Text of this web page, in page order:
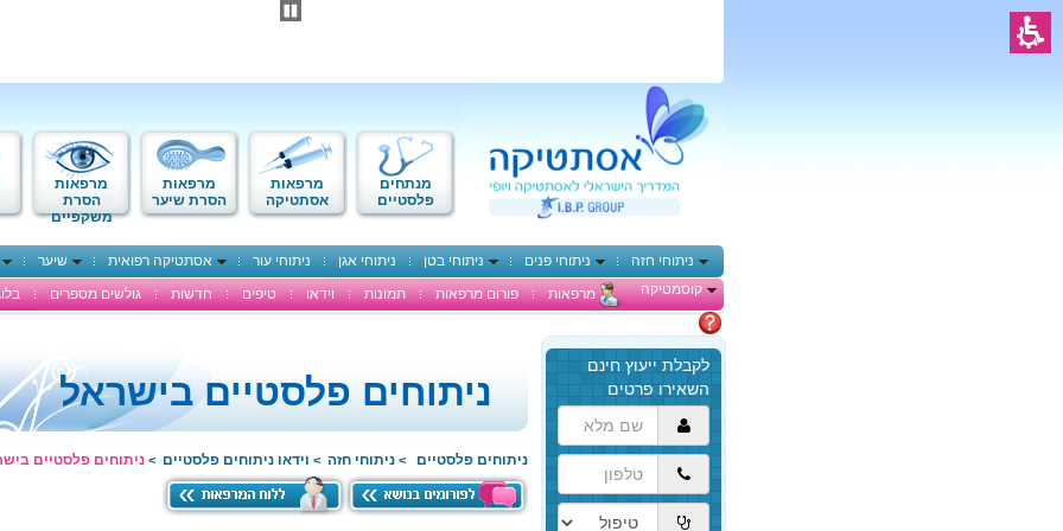
מנתחים
פלסטיים
מרפאות
אסתטיקה
מרפאות
הסרת שיער
מרפאות
הסרת
משקפיים
ניתוחי חזה ניתוחי פנים ניתוחי בטן ניתוחי אגן ניתוחי עור אסתטיקה רפואית שיער
קוסמטיקה
מרפאות פורום מרפאות תמונות וידאו טיפים חדשות גולשים מספרים
הגעת
לתוכן
המרכזי,
באפשרותך
ללחוץ
אנטר
כדי
לדלג
לאזור
ניתוחים פלסטיים בישראל
ניתוחים פלסטיים > ניתוחי חזה > וידאו ניתוחים פלסטיים > ניתוחים פלסטיים